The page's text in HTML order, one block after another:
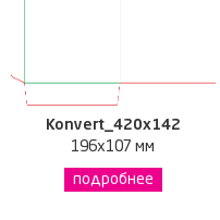
Konvert_420x142
196x107 мм
подробнее